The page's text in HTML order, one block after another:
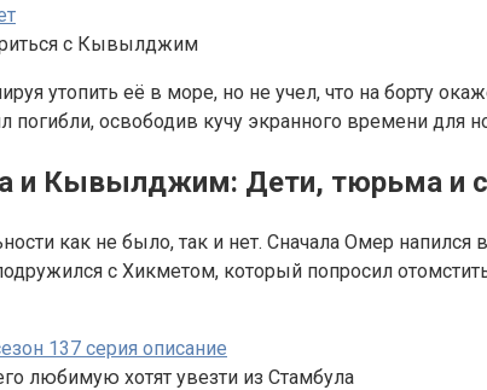
с Кывылджим
утопить её в море, но не учел, что на борту
освободив кучу экранного времени для
и Кывылджим: Дети, тюрьма и
как не было, так и нет. Сначала Омер
с Хикметом, который попросил
любимую хотят увезти из Стамбула